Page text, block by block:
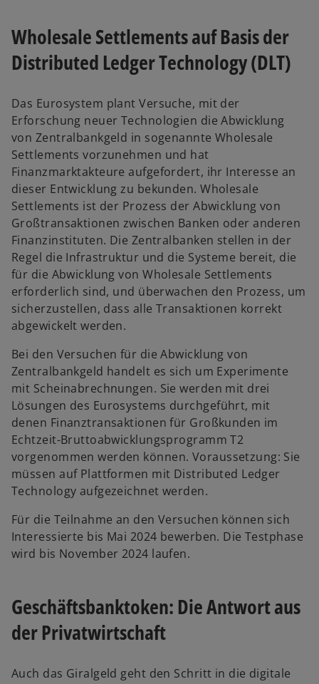
Wholesale Settlements auf Basis der
Distributed Ledger Technology (DLT)
Das Eurosystem plant Versuche, mit der
Erforschung neuer Technologien die Abwicklung
von Zentralbankgeld in sogenannte Wholesale
Settlements vorzunehmen und hat
Finanzmarktakteure aufgefordert, ihr Interesse an
dieser Entwicklung zu bekunden. Wholesale
Settlements ist der Prozess der Abwicklung von
Großtransaktionen zwischen Banken oder anderen
Finanzinstituten. Die Zentralbanken stellen in der
Regel die Infrastruktur und die Systeme bereit, die
für die Abwicklung von Wholesale Settlements
erforderlich sind, und überwachen den Prozess, um
sicherzustellen, dass alle Transaktionen korrekt
abgewickelt werden.
Bei den Versuchen für die Abwicklung von
Zentralbankgeld handelt es sich um Experimente
mit Scheinabrechnungen. Sie werden mit drei
Lösungen des Eurosystems durchgeführt, mit
denen Finanztransaktionen für Großkunden im
Echtzeit-Bruttoabwicklungsprogramm T2
vorgenommen werden können. Voraussetzung: Sie
müssen auf Plattformen mit Distributed Ledger
Technology aufgezeichnet werden.
Für die Teilnahme an den Versuchen können sich
Interessierte bis Mai 2024 bewerben. Die Testphase
wird bis November 2024 laufen.
Geschäftsbanktoken: Die Antwort aus
der Privatwirtschaft
Auch das Giralgeld geht den Schritt in die digitale